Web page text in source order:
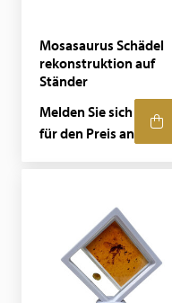
Mosasaurus Schädel
rekonstruktion auf
Ständer
Melden Sie sich
für den Preis an